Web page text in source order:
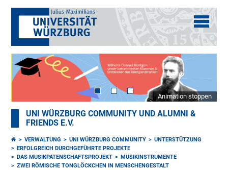
Animation stoppen
UNI WÜRZBURG COMMUNITY UND ALUMNI &
FRIENDS E.V.
VERWALTUNG UNI WÜRZBURG COMMUNITY
UNTERSTÜTZUNG
ERFOLGREICH DURCHGEFÜHRTE PROJEKTE
DAS MUSIKPATENSCHAFTSPROJEKT
MUSIKINSTRUMENTE
ZWEI RÖMISCHE TONGLÖCKCHEN IN MENSCHENGESTALT